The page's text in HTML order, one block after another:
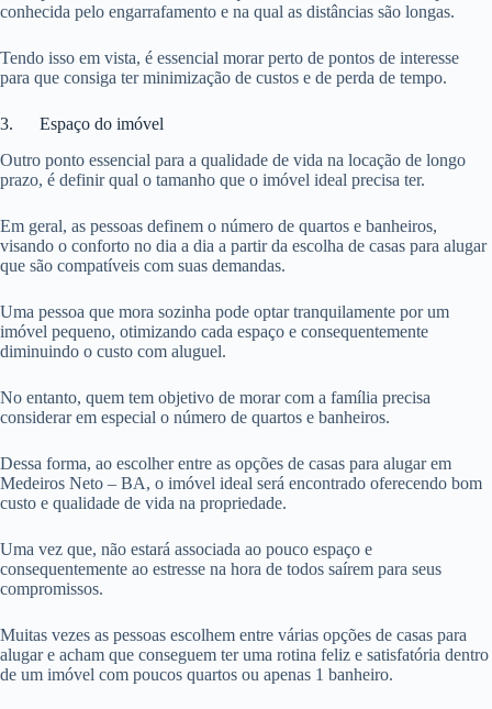
conhecida pelo engarrafamento e na qual as distâncias são longas.
Tendo isso em vista, é essencial morar perto de pontos de interesse
para que consiga ter minimização de custos e de perda de tempo.
3. Espaço do imóvel
Outro ponto essencial para a qualidade de vida na locação de longo
prazo, é definir qual o tamanho que o imóvel ideal precisa ter.
Em geral, as pessoas definem o número de quartos e banheiros,
visando o conforto no dia a dia a partir da escolha de casas para alugar
que são compatíveis com suas demandas.
Uma pessoa que mora sozinha pode optar tranquilamente por um
imóvel pequeno, otimizando cada espaço e consequentemente
diminuindo o custo com aluguel.
No entanto, quem tem objetivo de morar com a família precisa
considerar em especial o número de quartos e banheiros.
Dessa forma, ao escolher entre as opções de casas para alugar em
Medeiros Neto – BA, o imóvel ideal será encontrado oferecendo bom
custo e qualidade de vida na propriedade.
Uma vez que, não estará associada ao pouco espaço e
consequentemente ao estresse na hora de todos saírem para seus
compromissos.
Muitas vezes as pessoas escolhem entre várias opções de casas para
alugar e acham que conseguem ter uma rotina feliz e satisfatória dentro
de um imóvel com poucos quartos ou apenas 1 banheiro.